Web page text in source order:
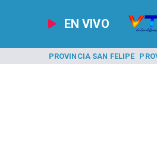
EN VIVO
PROVINCIA SAN FELIPE